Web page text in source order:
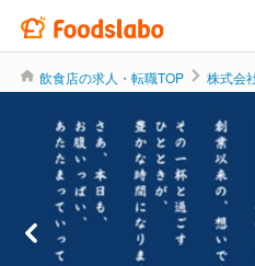
飲食店の求人・転職TOP 株式会
株式会社松屋